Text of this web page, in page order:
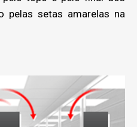
pelas setas amarelas na